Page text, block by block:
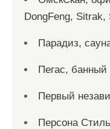
DongFeng, Sitrak,
Парадиз,
Пегас, банный
Первый
Персона